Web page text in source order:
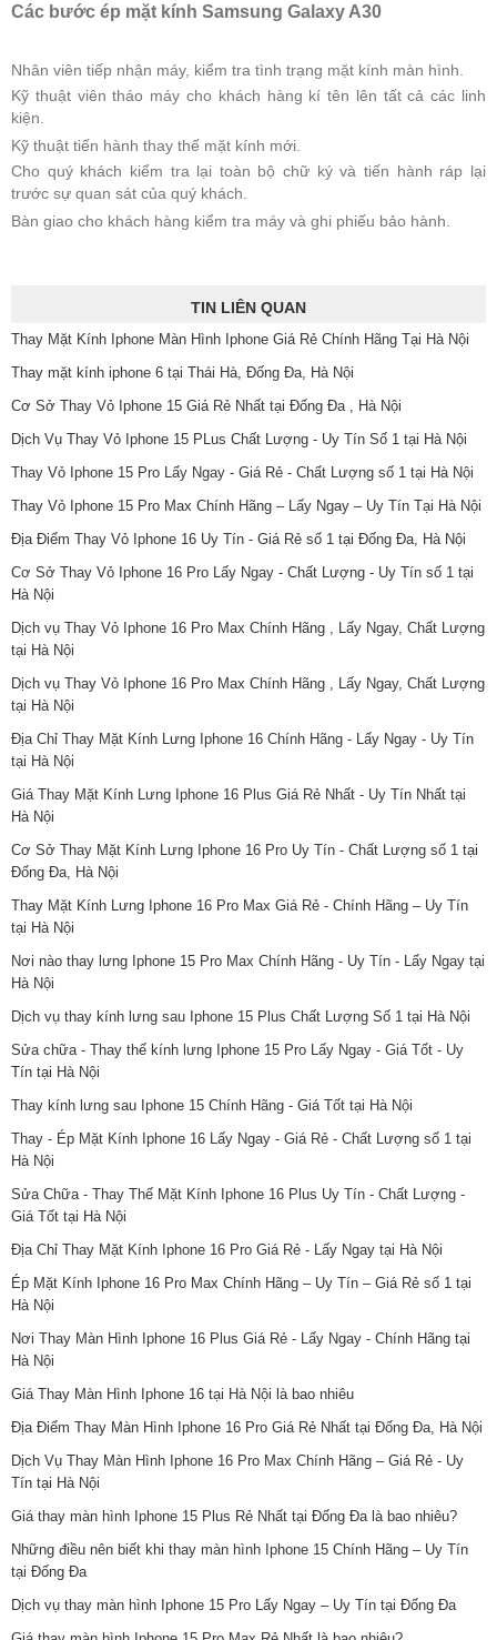
Các bước ép mặt kính Samsung Galaxy A30
Nhân viên tiếp nhận máy, kiểm tra tình trạng mặt kính màn hình.
Kỹ thuật viên tháo máy cho khách hàng kí tên lên tất cả các linh
kiện.
Kỹ thuật tiến hành thay thế mặt kính mới.
Cho quý khách kiểm tra lại toàn bộ chữ ký và tiến hành ráp lại
trước sự quan sát của quý khách.
Bàn giao cho khách hàng kiểm tra máy và ghi phiếu bảo hành.
TIN LIÊN QUAN
Thay Mặt Kính Iphone Màn Hình Iphone Giá Rẻ Chính Hãng Tại Hà Nội
Thay mặt kính iphone 6 tại Thái Hà, Đống Đa, Hà Nội
Cơ Sở Thay Vỏ Iphone 15 Giá Rẻ Nhất tại Đống Đa , Hà Nội
Dịch Vụ Thay Vỏ Iphone 15 PLus Chất Lượng - Uy Tín Số 1 tại Hà Nội
Thay Vỏ Iphone 15 Pro Lấy Ngay - Giá Rẻ - Chất Lượng số 1 tại Hà Nội
Thay Vỏ Iphone 15 Pro Max Chính Hãng – Lấy Ngay – Uy Tín Tại Hà Nội
Địa Điểm Thay Vỏ Iphone 16 Uy Tín - Giá Rẻ số 1 tại Đống Đa, Hà Nội
Cơ Sở Thay Vỏ Iphone 16 Pro Lấy Ngay - Chất Lượng - Uy Tín số 1 tại
Hà Nội
Dịch vụ Thay Vỏ Iphone 16 Pro Max Chính Hãng , Lấy Ngay, Chất Lượng
tại Hà Nội
Dịch vụ Thay Vỏ Iphone 16 Pro Max Chính Hãng , Lấy Ngay, Chất Lượng
tại Hà Nội
Địa Chỉ Thay Mặt Kính Lưng Iphone 16 Chính Hãng - Lấy Ngay - Uy Tín
tại Hà Nội
Giá Thay Mặt Kính Lưng Iphone 16 Plus Giá Rẻ Nhất - Uy Tín Nhất tại
Hà Nội
Cơ Sở Thay Mặt Kính Lưng Iphone 16 Pro Uy Tín - Chất Lượng số 1 tại
Đống Đa, Hà Nội
Thay Mặt Kính Lưng Iphone 16 Pro Max Giá Rẻ - Chính Hãng – Uy Tín
tại Hà Nội
Nơi nào thay lưng Iphone 15 Pro Max Chính Hãng - Uy Tín - Lấy Ngay tại
Hà Nội
Dịch vụ thay kính lưng sau Iphone 15 Plus Chất Lượng Số 1 tại Hà Nội
Sửa chữa - Thay thế kính lưng Iphone 15 Pro Lấy Ngay - Giá Tốt - Uy
Tín tại Hà Nội
Thay kính lưng sau Iphone 15 Chính Hãng - Giá Tốt tại Hà Nội
Thay - Ép Mặt Kính Iphone 16 Lấy Ngay - Giá Rẻ - Chất Lượng số 1 tại
Hà Nội
Sửa Chữa - Thay Thế Mặt Kính Iphone 16 Plus Uy Tín - Chất Lượng -
Giá Tốt tại Hà Nội
Địa Chỉ Thay Mặt Kính Iphone 16 Pro Giá Rẻ - Lấy Ngay tại Hà Nội
Ép Mặt Kính Iphone 16 Pro Max Chính Hãng – Uy Tín – Giá Rẻ số 1 tại
Hà Nội
Nơi Thay Màn Hình Iphone 16 Plus Giá Rẻ - Lấy Ngay - Chính Hãng tại
Hà Nội
Giá Thay Màn Hình Iphone 16 tại Hà Nội là bao nhiêu
Địa Điểm Thay Màn Hình Iphone 16 Pro Giá Rẻ Nhất tại Đống Đa, Hà Nội
Dịch Vụ Thay Màn Hình Iphone 16 Pro Max Chính Hãng – Giá Rẻ - Uy
Tín tại Hà Nội
Giá thay màn hình Iphone 15 Plus Rẻ Nhất tại Đống Đa là bao nhiêu?
Những điều nên biết khi thay màn hình Iphone 15 Chính Hãng – Uy Tín
tại Đống Đa
Dịch vụ thay màn hình Iphone 15 Pro Lấy Ngay – Uy Tín tại Đống Đa